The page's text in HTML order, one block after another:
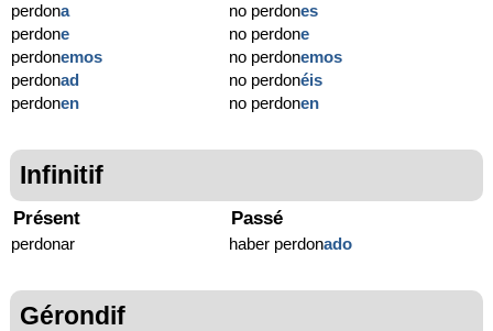
perdona
perdone
perdonemos
perdonad
perdonen
no perdones
no perdone
no perdonemos
no perdonéis
no perdonen
Infinitif
Présent
perdonar
Passé
haber perdonado
Gérondif